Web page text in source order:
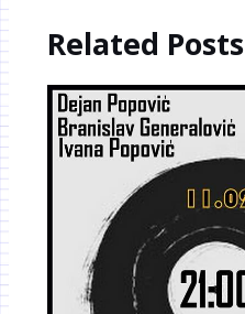
Related Posts